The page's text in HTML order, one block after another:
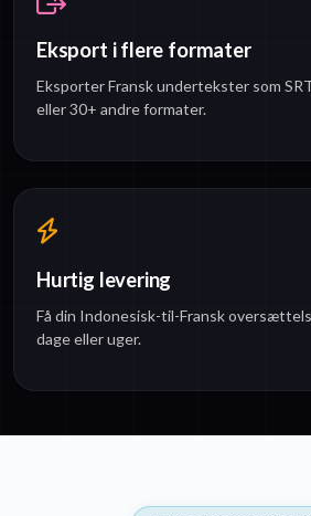
Eksport i flere formater
Eksporter Fransk undertekster som
eller 30+ andre formater.
Hurtig levering
Få din Indonesisk-til-Fransk
dage eller uger.